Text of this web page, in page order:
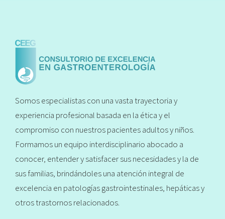
Somos especialistas con una vasta trayectoria y
experiencia profesional basada en la ética y el
compromiso con nuestros pacientes adultos y niños.
Formamos un equipo interdisciplinario abocado a
conocer, entender y satisfacer sus necesidades y la de
sus familias, brindándoles una atención integral de
excelencia en patologías gastrointestinales, hepáticas y
otros trastornos relacionados.